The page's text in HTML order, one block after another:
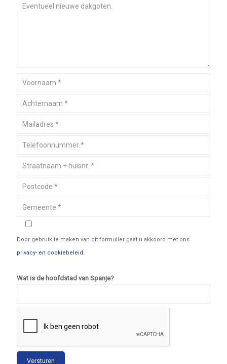
Door gebruik te maken van dit formulier gaat u akkoord met ons
privacy- en cookiebeleid.
Wat is de hoofdstad van Spanje?